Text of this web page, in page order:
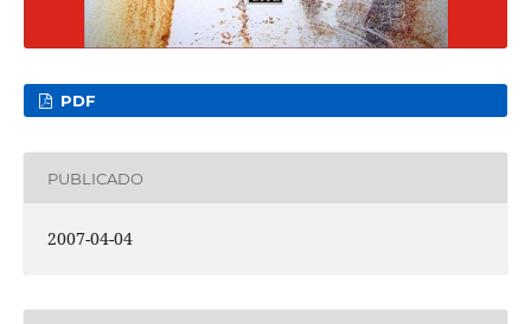
PDF
PUBLICADO
2007-04-04